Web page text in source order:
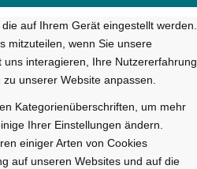
auf Ihrem Gerät eingestellt werden.
mitzuteilen, wenn Sie unsere
interagieren, Ihre Nutzererfahrung
unserer Website anpassen.
Kategorienüberschriften, um mehr
Ihrer Einstellungen ändern.
einiger Arten von Cookies
auf unseren Websites und auf die